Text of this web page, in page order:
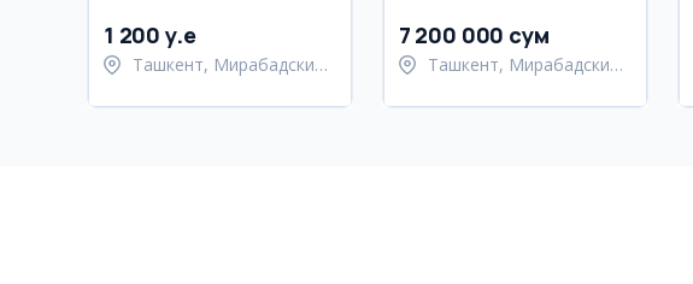
1 200 y.e
Ташкент, Мирабадский
7 200 000 сум
Ташкент, Мирабадский